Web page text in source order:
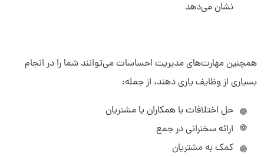
نشان می‌دهد
همچنین مهارت‌های مدیریت احساسات می‌توانند شما را در انجام
بسیاری از وظایف یاری دهند، از جمله:
حل اختلافات با همکاران یا مشتریان
ارائه‌ سخنرانی در جمع
کمک به مشتریان